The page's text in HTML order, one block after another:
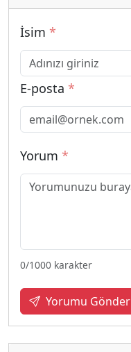
İsim *
E-posta *
Yorum *
0/1000 karakter
Yorumu Gönder